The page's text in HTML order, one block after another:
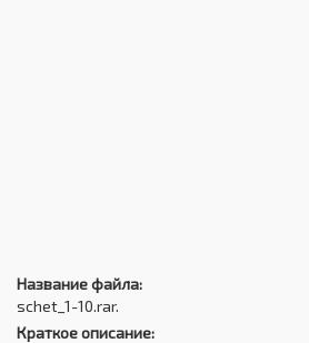
Название файла:
schet_1-10.rar.
Краткое описание: